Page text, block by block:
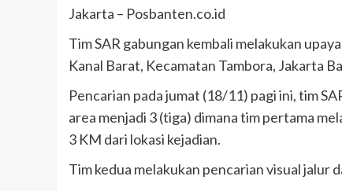
Jakarta – Posbanten.co.id
Tim SAR gabungan kembali melakukan
Kanal Barat, Kecamatan Tambora, Jakarta
Pencarian pada jumat (18/11) pagi ini, tim
area menjadi 3 (tiga) dimana tim pertama
3 KM dari lokasi kejadian.
Tim kedua melakukan pencarian visual jalur